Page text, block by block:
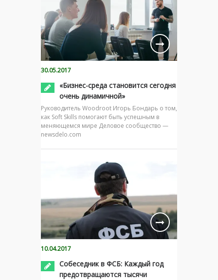
30.05.2017
«Бизнес-среда становится сегодня
очень динамичной»
Руководитель Woodroot Игорь Бондарь о том,
как Soft Skills помогают быть успешным в
меняющемся мире Деловое сообщество —
newsdelo.com
10.04.2017
Собеседник в ФСБ: Каждый год
предотвращаются тысячи